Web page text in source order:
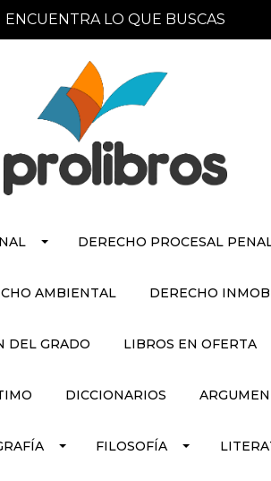
ENCUENTRA LO QUE BUSCAS
DERECHO PROCESAL
AMBIENTAL DERECHO
DEL GRADO LIBROS EN OFERTA
DICCIONARIOS
FILOSOFÍA